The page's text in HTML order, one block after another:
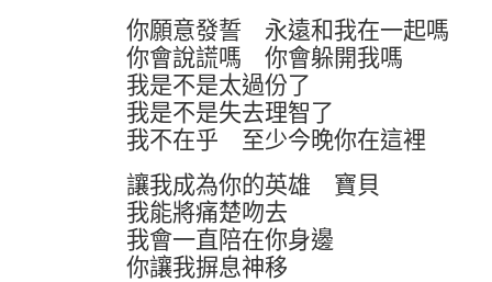
你願意發誓 永遠和我在一起嗎
你會說謊嗎 你會躲開我嗎
我是不是太過份了
我是不是失去理智了
我不在乎 至少今晚你在這裡
讓我成為你的英雄 寶貝
我能將痛楚吻去
我會一直陪在你身邊
你讓我摒息神移